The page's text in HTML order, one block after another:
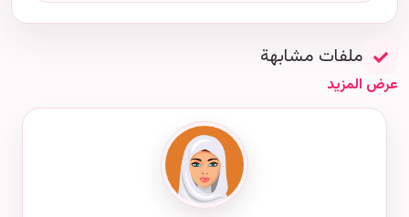
ملفات مشابهة
عرض المزيد